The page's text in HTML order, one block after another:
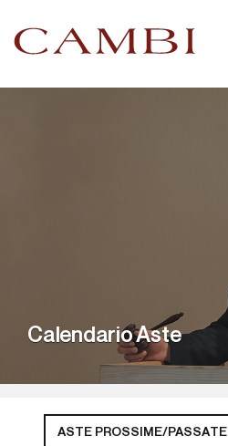
Calendario Aste
ASTE PROSSIME/PASSATE